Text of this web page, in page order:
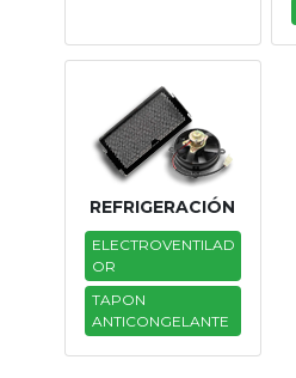
REFRIGERACIÓN
ELECTROVENTILAD
OR
TAPON
ANTICONGELANTE